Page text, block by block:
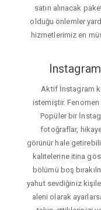
satın alınacak
olduğu önlemler
hizmetlerimiz en
Aktif İnstagram
istemiştir.
Popüler bir
fotoğraflar,
görünür hale
kalitelerine itina
bölümü boş
yahut sevdiğiniz
aleni olarak